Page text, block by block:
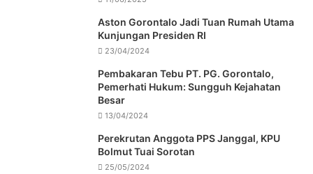
Aston Gorontalo Jadi Tuan Rumah Utama
Kunjungan Presiden RI
23/04/2024
Pembakaran Tebu PT. PG. Gorontalo,
Pemerhati Hukum: Sungguh Kejahatan
Besar
13/04/2024
Perekrutan Anggota PPS Janggal, KPU
Bolmut Tuai Sorotan
25/05/2024